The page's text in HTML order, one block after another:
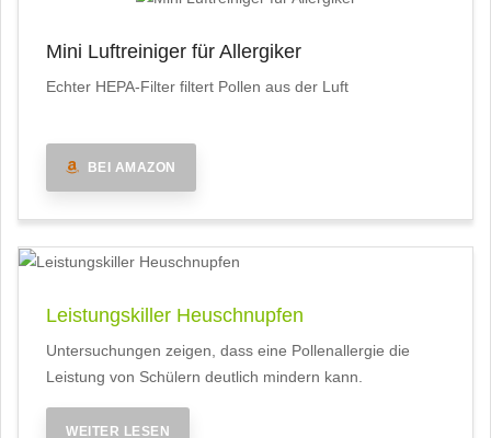
Mini Luftreiniger für Allergiker
Echter HEPA-Filter filtert Pollen aus der Luft
BEI AMAZON
Leistungskiller Heuschnupfen
Untersuchungen zeigen, dass eine Pollenallergie die
Leistung von Schülern deutlich mindern kann.
WEITER LESEN